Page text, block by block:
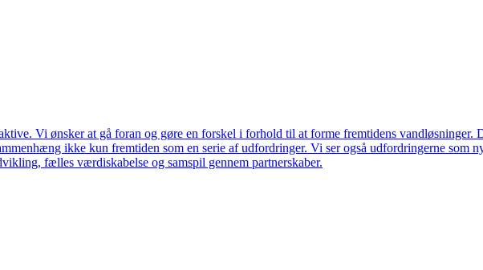
Vi ønsker at gå foran og gøre en forskel i forhold til at forme fremtidens vandløsninger.
ikke kun fremtiden som en serie af udfordringer. Vi ser også udfordringerne som
fælles værdiskabelse og samspil gennem partnerskaber.